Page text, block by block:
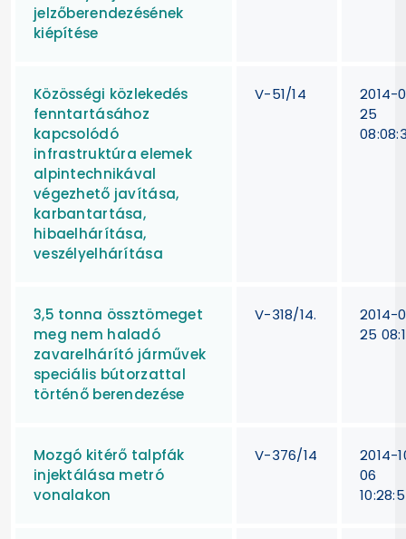
jelzőberendezésének
kiépítése
Közösségi közlekedés
fenntartásához
kapcsolódó
infrastruktúra elemek
alpintechnikával
végezhető javítása,
karbantartása,
hibaelhárítása,
veszélyelhárítása
V-51/14
2014-
25
3,5 tonna össztömeget
meg nem haladó
zavarelhárító járművek
speciális bútorzattal
történő berendezése
V-318/14.
2014-
25
Mozgó kitérő talpfák
injektálása metró
vonalakon
V-376/14
2014-
06